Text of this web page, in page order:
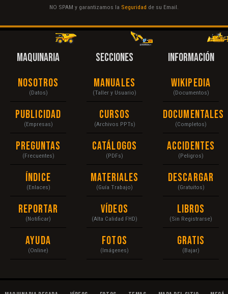
NO SPAM y garantizamos la Seguridad de su Email.
MAQUINARIA
Nosotros
(Datos)
Publicidad
(Empresas)
Preguntas
(Frecuentes)
Índice
(Enlaces)
Reportar
(Notificar)
Ayuda
(Online)
SECCIONES
Manuales
(Taller y Usuario)
Cursos
(Archivos PPTs)
Catálogos
(PDFs)
Materiales
(Guía Trabajo)
Vídeos
(Alta Calidad FHD)
Fotos
(Imágenes)
INFORMACIÓN
Wikipedia
(Documentos)
Documentales
(Completos)
Accidentes
(Peligros)
Descargar
(Gratuitos)
Libros
(Sin Registrarse)
Gratis
(Bajar)